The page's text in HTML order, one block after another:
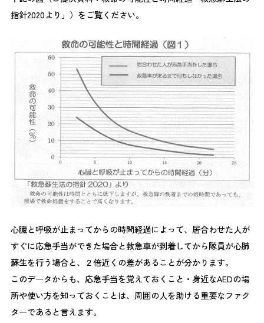
指針2020より」）をご覧ください。
心臓と呼吸が止まってからの時間経過によって、居合わせた人が
すぐに応急手当ができた場合と救急車が到着してから隊員が心肺
蘇生を行う場合と、２倍近くの差があることが分かります。
このデータからも、応急手当を覚えておくこと・身近なAEDの場
所や使い方を知っておくことは、周囲の人を助ける重要なファク
ターであると言えます。